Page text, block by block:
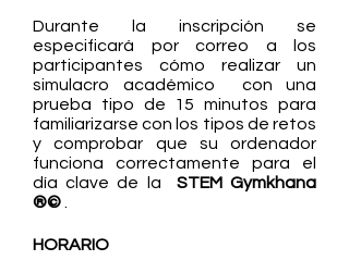
Durante la inscripción se
especificará por correo a los
participantes cómo realizar un
simulacro académico con una
prueba tipo de 15 minutos para
familiarizarse con los tipos de retos
y comprobar que su ordenador
funciona correctamente para el
día clave de la STEM Gymkhana
®©
HORARIO